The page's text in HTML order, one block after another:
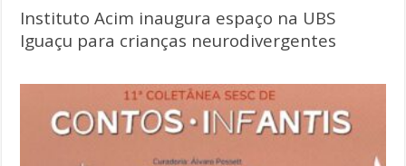
Instituto Acim inaugura espaço na UBS
Iguaçu para crianças neurodivergentes